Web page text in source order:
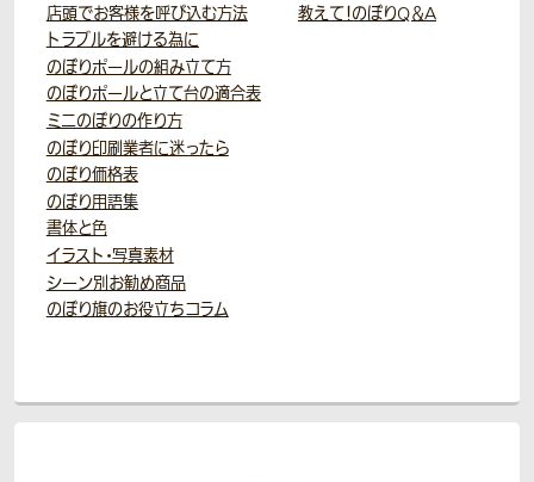
店頭でお客様を呼び込む方法
トラブルを避ける為に
のぼりポールの組み立て方
のぼりポールと立て台の適合表
ミニのぼりの作り方
のぼり印刷業者に迷ったら
のぼり価格表
のぼり用語集
書体と色
イラスト・写真素材
シーン別お勧め商品
のぼり旗のお役立ちコラム
教えて！のぼりQ＆A